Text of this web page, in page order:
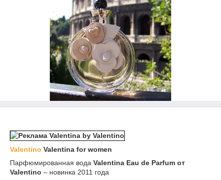
Valentino Valentina for women
Парфюмированная вода Valentina Eau de Parfum от
Valentino – новинка 2011 года